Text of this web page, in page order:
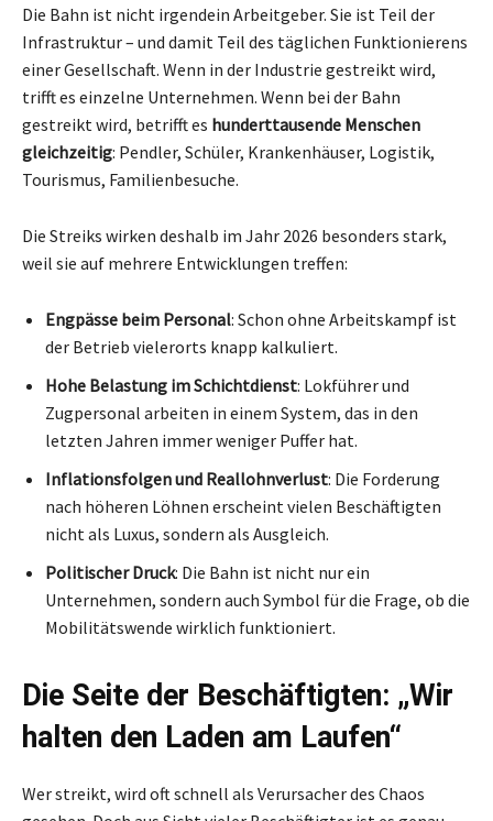
Die Bahn ist nicht irgendein Arbeitgeber. Sie ist Teil der
Infrastruktur – und damit Teil des täglichen Funktionierens
einer Gesellschaft. Wenn in der Industrie gestreikt wird,
trifft es einzelne Unternehmen. Wenn bei der Bahn
gestreikt wird, betrifft es hunderttausende Menschen
gleichzeitig: Pendler, Schüler, Krankenhäuser, Logistik,
Tourismus, Familienbesuche.
Die Streiks wirken deshalb im Jahr 2026 besonders stark,
weil sie auf mehrere Entwicklungen treffen:
Engpässe beim Personal: Schon ohne Arbeitskampf ist
der Betrieb vielerorts knapp kalkuliert.
Hohe Belastung im Schichtdienst: Lokführer und
Zugpersonal arbeiten in einem System, das in den
letzten Jahren immer weniger Puffer hat.
Inflationsfolgen und Reallohnverlust: Die Forderung
nach höheren Löhnen erscheint vielen Beschäftigten
nicht als Luxus, sondern als Ausgleich.
Politischer Druck: Die Bahn ist nicht nur ein
Unternehmen, sondern auch Symbol für die Frage, ob die
Mobilitätswende wirklich funktioniert.
Die Seite der Beschäftigten: „Wir
halten den Laden am Laufen“
Wer streikt, wird oft schnell als Verursacher des Chaos